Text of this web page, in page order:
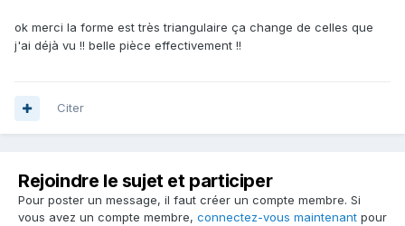
ok merci la forme est très triangulaire ça change de celles que
j'ai déjà vu !! belle pièce effectivement !!
Citer
Rejoindre le sujet et participer
Pour poster un message, il faut créer un compte membre. Si
vous avez un compte membre, connectez-vous maintenant pour